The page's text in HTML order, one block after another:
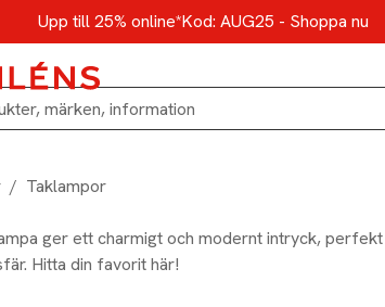
Upp till 25% online*Kod: AUG25 - Shoppa nu
/ Taklampor
ger ett charmigt och modernt intryck,
Hitta din favorit här!